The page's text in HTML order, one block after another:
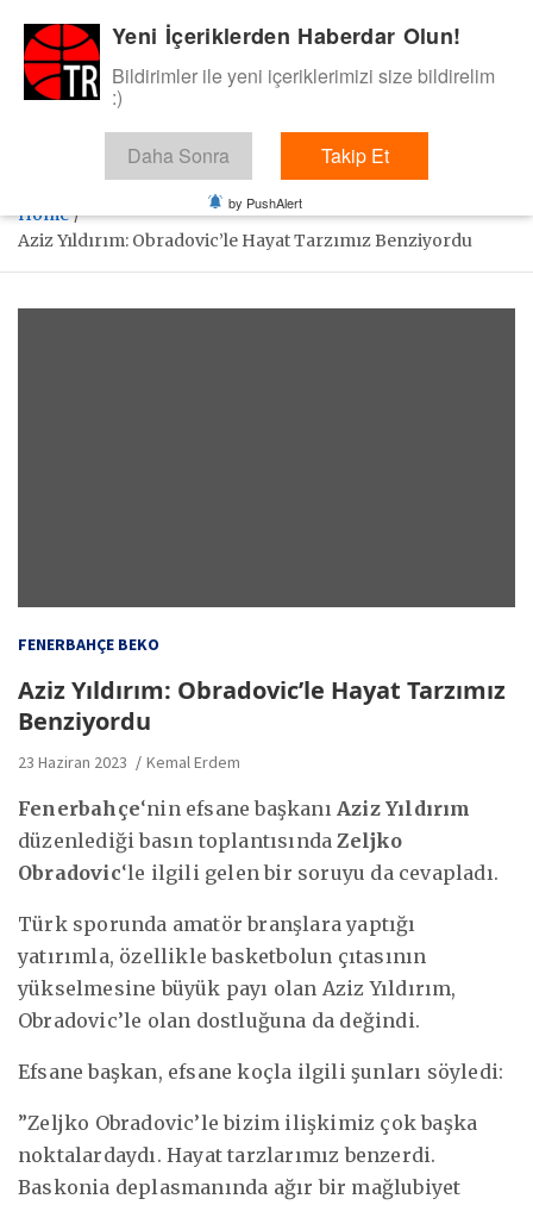
content
BasketTR
Sol dip çizgiden bir basket de bizden gelsin dedik.
Home
Aziz Yıldırım: Obradovic’le Hayat Tarzımız Benziyordu
FENERBAHÇE BEKO
Aziz Yıldırım: Obradovic’le Hayat Tarzımız
Benziyordu
23 Haziran 2023 Kemal Erdem
Fenerbahçe‘nin efsane başkanı Aziz Yıldırım
düzenlediği basın toplantısındaZeljko
Obradovic‘le ilgili gelen bir soruyu da cevapladı.
Türk sporunda amatör branşlara yaptığı
yatırımla, özellikle basketbolun çıtasının
yükselmesine büyük payı olan Aziz Yıldırım,
Obradovic’le olan dostluğuna da değindi.
Efsane başkan, efsane koçla ilgili şunları söyledi:
”Zeljko Obradovic’le bizim ilişkimiz çok başka
noktalardaydı. Hayat tarzlarımız benzerdi.
Baskonia deplasmanında ağır bir mağlubiyet
Yeni İçeriklerden Haberdar Olun!
Bildirimler ile yeni içeriklerimizi size bildirelim
:)
Daha Sonra Takip Et
by PushAlert